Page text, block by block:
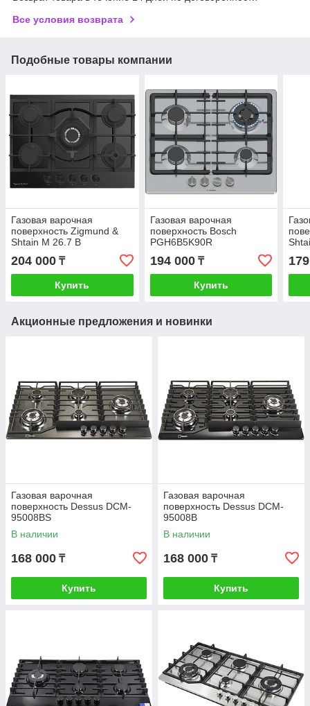
Все условия возврата
Подобные товары компании
Газовая варочная
поверхность Zigmund &
Shtain M 26.7 B
204 000 ₸
Купить
Газовая варочная
поверхность Bosch
PGH6B5K90R
194 000₸
Купить
Акционные предложения и новинки
Газовая варочная
поверхность Dessus DCM-
95008BS
В наличии
168 000 ₸
Купить
Газовая варочная
поверхность Dessus DCM-
95008B
В наличии
168 000 ₸
Купить